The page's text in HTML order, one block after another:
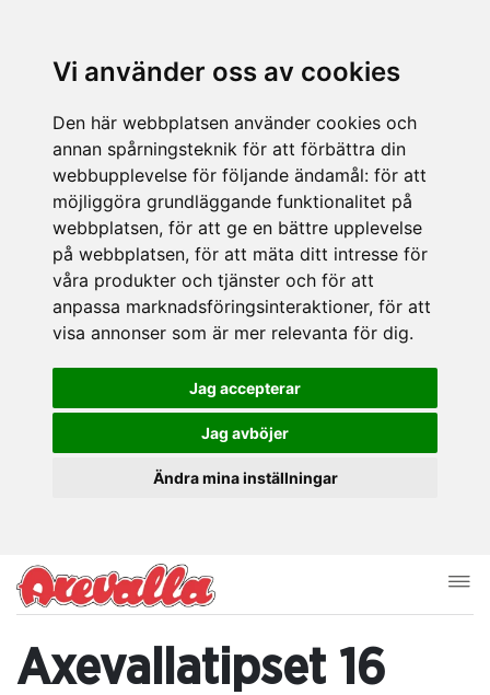
Vi använder oss av cookies
Den här webbplatsen använder cookies och
annan spårningsteknik för att förbättra din
webbupplevelse för följande ändamål: för att
möjliggöra grundläggande funktionalitet på
webbplatsen, för att ge en bättre upplevelse
på webbplatsen, för att mäta ditt intresse för
våra produkter och tjänster och för att
anpassa marknadsföringsinteraktioner, för att
visa annonser som är mer relevanta för dig.
Jag accepterar
Jag avböjer
Ändra mina inställningar
Axevallatipset 16